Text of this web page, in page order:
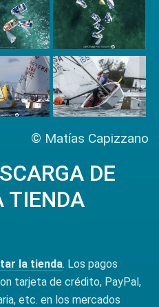
© Matías Capizzano
DE
TIENDA
la tienda. Los pagos
tarjeta de crédito, PayPal,
etc. en los mercados